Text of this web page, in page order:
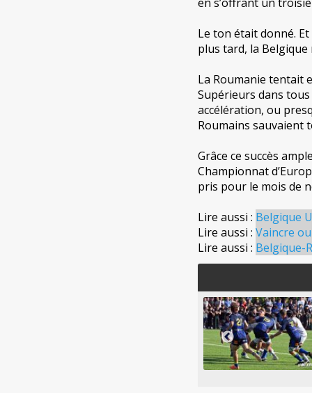
Le ton était donné.
plus tard, la Belgique
La Roumanie tentait
Supérieurs dans
accélération, ou
Roumains sauvaient
Grâce ce succès
Championnat
pris pour le mois de
Lire aussi : Belgique
Lire aussi : Vaincre
Lire aussi : Belgique-